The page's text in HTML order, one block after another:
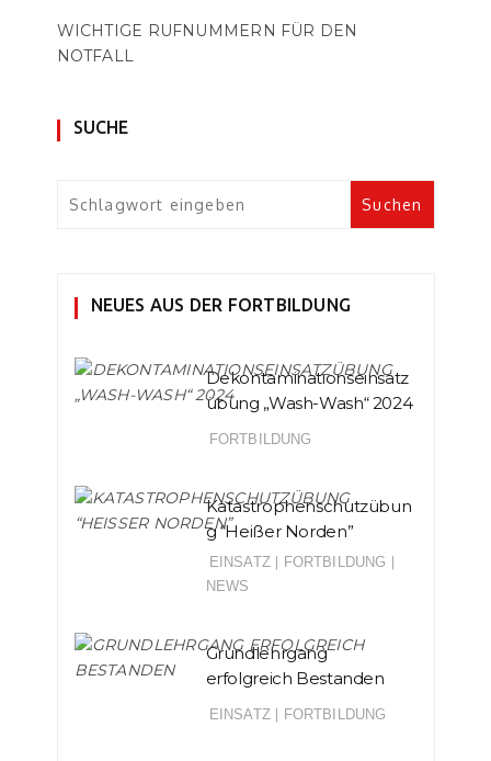
WICHTIGE RUFNUMMERN FÜR DEN
NOTFALL
SUCHE
NEUES AUS DER FORTBILDUNG
Dekontaminationseinsatz
übung „Wash-Wash“ 2024
FORTBILDUNG
Katastrophenschutzübun
g “Heißer Norden”
EINSATZ FORTBILDUNG
NEWS
Grundlehrgang
erfolgreich Bestanden
EINSATZ FORTBILDUNG